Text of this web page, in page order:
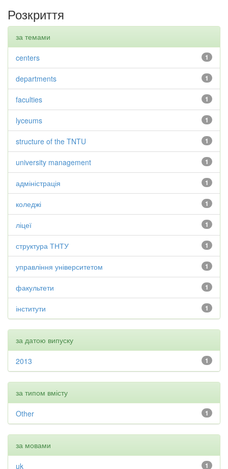
Розкриття
за темами
1
centers
1
departments
1
faculties
1
lyceums
1
structure of the TNTU
1
university management
1
адміністрація
1
коледжі
1
ліцеї
1
структура ТНТУ
1
управління університетом
1
факультети
1
інститути
за датою випуску
1
2013
за типом вмісту
1
Other
за мовами
1
uk